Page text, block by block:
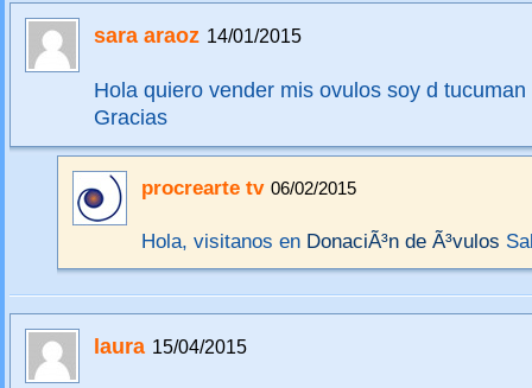
sara araoz 14/01/2015
Hola quiero vender mis ovulos soy d
Gracias
procrearte tv 06/02/2015
Hola, visitanos en DonaciÃ³n de Ã³vulos
laura 15/04/2015